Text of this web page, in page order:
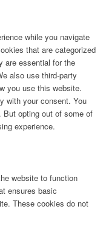
while you navigate
that are categorized
are essential for the
also use third-party
you use this website.
with your consent. You
opting out of some of
experience.
website to function
ensures basic
These cookies do not